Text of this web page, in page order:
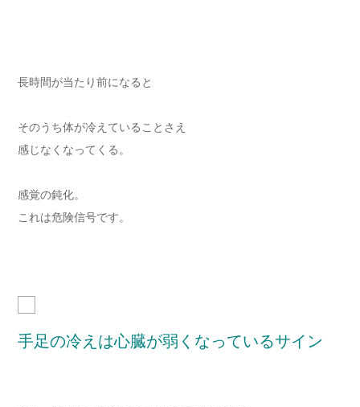
長時間が当たり前になると
そのうち体が冷えていることさえ
感じなくなってくる。
感覚の鈍化。
これは危険信号です。
手足の冷えは心臓が弱くなっているサイン